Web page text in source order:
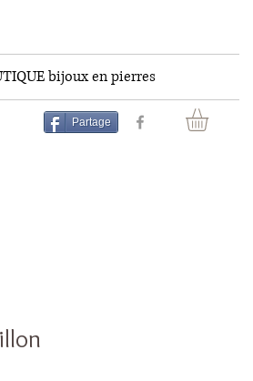
bijoux en pierres
Partage